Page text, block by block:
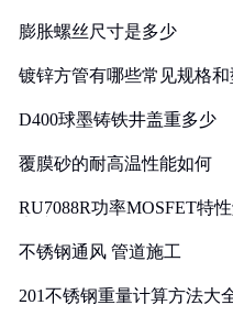
膨胀螺丝尺寸是多少
镀锌方管有哪些常见规格
D400球墨铸铁井盖重多少
覆膜砂的耐高温性能如何
RU7088R功率MOSFET特
不锈钢通风 管道施工
201不锈钢重量计算方法大